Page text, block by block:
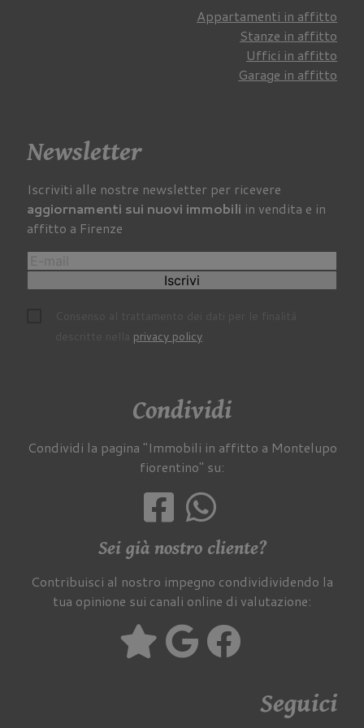
Appartamenti in affitto
Stanze in affitto
Uffici in affitto
Garage in affitto
Newsletter
Iscriviti alle nostre newsletter per ricevere
aggiornamenti sui nuovi immobili in vendita e in
affitto a Firenze
Iscrivi
privacy policy.
Condividi
Condividi la pagina "Immobili in affitto a Montelupo
fiorentino" su:
Sei già nostro cliente?
Contribuisci al nostro impegno condividividendo la
tua opinione sui canali online di valutazione:
Seguici